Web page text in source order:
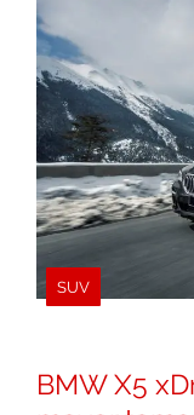
SUV
BMW X5